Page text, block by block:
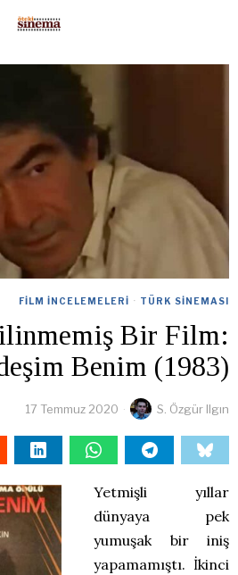
FILM İNCELEMELERI · TÜRK SINEMASI
Bir Film:
Benim (1983)
17 Temmuz 2020 S. Özgür Ilgın
Yetmişli yıllar
dünyaya pek
yumuşak bir iniş
yapamamıştı. İkinci